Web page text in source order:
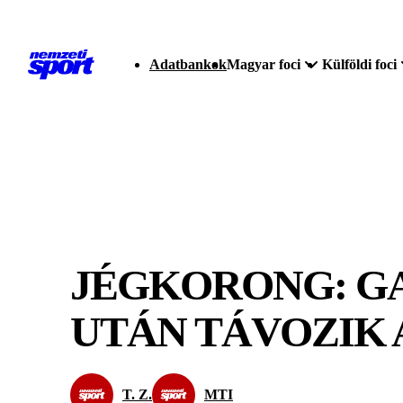
AdatbankokMagyar foci Külföldi foci
JÉGKORONG:
UTÁN TÁVOZIK
T. Z. MTI